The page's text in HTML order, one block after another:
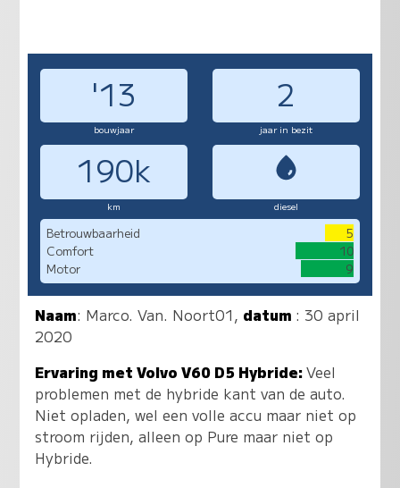
'13 2
bouwjaar jaar in bezit
190k
km diesel
Betrouwbaarheid
5
Comfort
10
Motor
9
Naam: Marco. Van. Noort01 , datum : 30 april
2020
Ervaring met Volvo V60 D5 Hybride:Veel
problemen met de hybride kant van de auto.
Niet opladen, wel een volle accu maar niet op
stroom rijden, alleen op Pure maar niet op
Hybride.